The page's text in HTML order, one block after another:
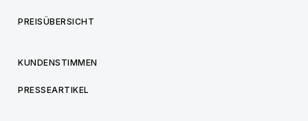
PREISÜBERSICHT
KUNDENSTIMMEN
PRESSEARTIKEL